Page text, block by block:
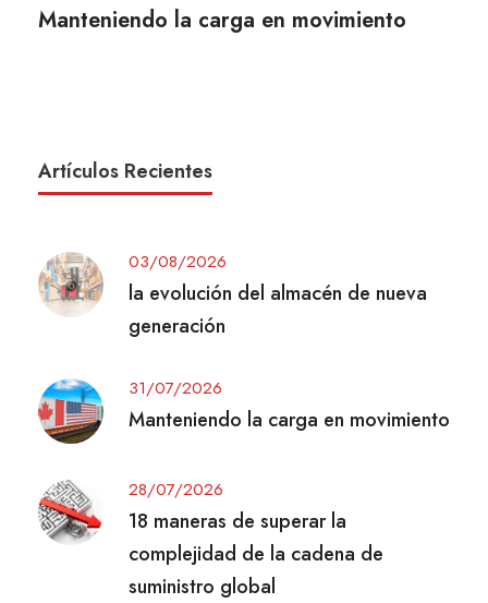
Manteniendo la carga en movimiento
Artículos Recientes
03/08/2026
la evolución del almacén de nueva
generación
31/07/2026
Manteniendo la carga en movimiento
28/07/2026
18 maneras de superar la
complejidad de la cadena de
suministro global